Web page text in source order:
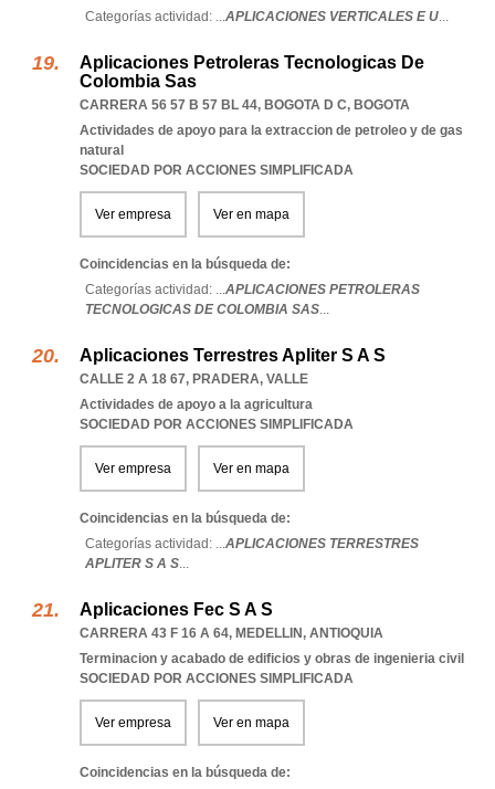
Categorías actividad: ...APLICACIONES VERTICALES E U...
Aplicaciones Petroleras Tecnologicas De
Colombia Sas
CARRERA 56 57 B 57 BL 44, BOGOTA D C, BOGOTA
Actividades de apoyo para la extraccion de petroleo y de gas
natural
SOCIEDAD POR ACCIONES SIMPLIFICADA
Ver empresa Ver en mapa
Coincidencias en la búsqueda de:
Categorías actividad: ...APLICACIONES PETROLERAS
TECNOLOGICAS DE COLOMBIA SAS...
Aplicaciones Terrestres Apliter S A S
CALLE 2 A 18 67, PRADERA, VALLE
Actividades de apoyo a la agricultura
SOCIEDAD POR ACCIONES SIMPLIFICADA
Ver empresa Ver en mapa
Coincidencias en la búsqueda de:
Categorías actividad: ...APLICACIONES TERRESTRES
APLITER S A S...
Aplicaciones Fec S A S
CARRERA 43 F 16 A 64, MEDELLIN, ANTIOQUIA
Terminacion y acabado de edificios y obras de ingenieria civil
SOCIEDAD POR ACCIONES SIMPLIFICADA
Ver empresa Ver en mapa
Coincidencias en la búsqueda de: